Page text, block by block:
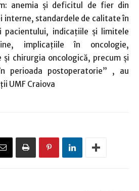
anemia și deficitul de fier din
interne, standardele de calitate în
pacientului, indicațiile și limitele
implicațiile în oncologie,
chirurgia oncologică, precum și
perioada postoperatorie” , au
UMF Craiova